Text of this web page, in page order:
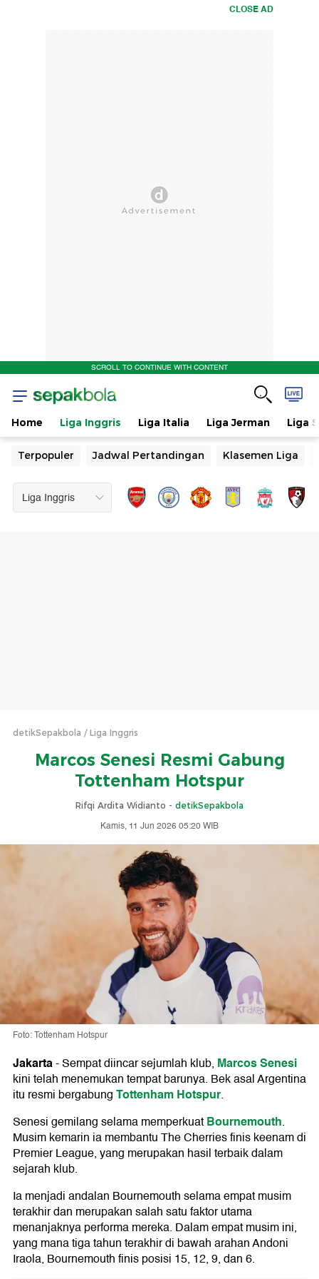
CLOSE AD
SCROLL TO CONTINUE WITH CONTENT
Home Liga Inggris Liga Italia Liga Jerman Liga
Terpopuler Jadwal Pertandingan Klasemen Liga
detikSepakbola Liga Inggris
Marcos Senesi Resmi Gabung
Tottenham Hotspur
Rifqi Ardita Widianto - detikSepakbola
Kamis, 11 Jun 2026 05:20 WIB
Foto: Tottenham Hotspur
Jakarta-Sempat diincar sejumlah klub, Marcos Senesi
kini telah menemukan tempat barunya. Bek asal Argentina
itu resmi bergabungTottenham Hotspur.
Senesi gemilang selama memperkuatBournemouth.
Musim kemarin ia membantu The Cherries finis keenam di
Premier League, yang merupakan hasil terbaik dalam
sejarah klub.
Ia menjadi andalan Bournemouth selama empat musim
terakhir dan merupakan salah satu faktor utama
menanjaknya performa mereka. Dalam empat musim ini,
yang mana tiga tahun terakhir di bawah arahan Andoni
Iraola, Bournemouth finis posisi 15, 12, 9, dan 6.